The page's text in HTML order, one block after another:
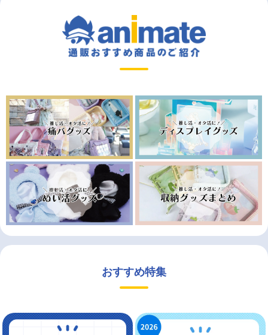
おすすめ特集